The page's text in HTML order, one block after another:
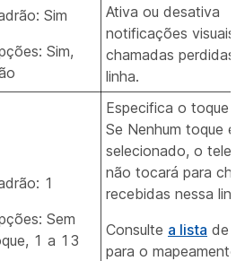
Sim
Sim,
Ativa ou desativa
notificações visuais
chamadas perdidas
linha.
1
Sem
1 a 13
Especifica o toque
Se Nenhum toque
selecionado, o
não tocará para
recebidas nessa
Consulte a lista de
para o mapeamento